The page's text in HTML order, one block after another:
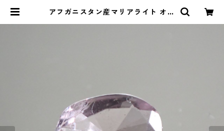
アフガニスタン産マリアライト オー